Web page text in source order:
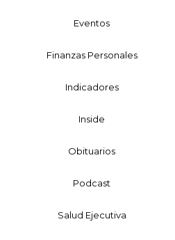
Eventos
Finanzas Personales
Indicadores
Inside
Obituarios
Podcast
Salud Ejecutiva